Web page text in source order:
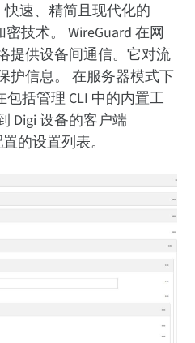
快速、精简且现代化的
技术。 WireGuard 在网
提供设备间通信。它对流
护信息。 在服务器模式下
括管理 CLI 中的内置工
Digi 设备的客户端
的设置列表。